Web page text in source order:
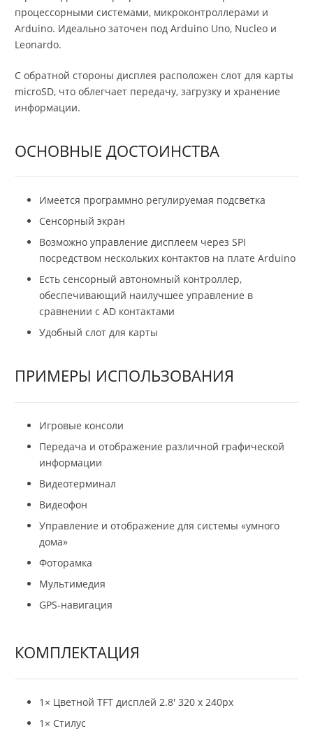
процессорными системами, микроконтроллерами и
Arduino. Идеально заточен под Arduino Uno, Nucleo и
Leonardo.
С обратной стороны дисплея расположен слот для карты
microSD, что облегчает передачу, загрузку и хранение
информации.
ОСНОВНЫЕ ДОСТОИНСТВА
Имеется программно регулируемая подсветка
Сенсорный экран
Возможно управление дисплеем через SPI
посредством нескольких контактов на плате Arduino
Есть сенсорный автономный контроллер,
обеспечивающий наилучшее управление в
сравнении с AD контактами
Удобный слот для карты
ПРИМЕРЫ ИСПОЛЬЗОВАНИЯ
Игровые консоли
Передача и отображение различной графической
информации
Видеотерминал
Видеофон
Управление и отображение для системы «умного
дома»
Фоторамка
Мультимедия
GPS-навигация
КОМПЛЕКТАЦИЯ
1× Цветной TFT дисплей 2.8′ 320 x 240px
1× Стилус